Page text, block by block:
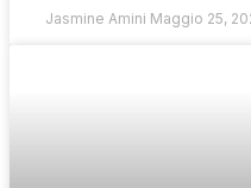
Jasmine Amini Maggio 25,